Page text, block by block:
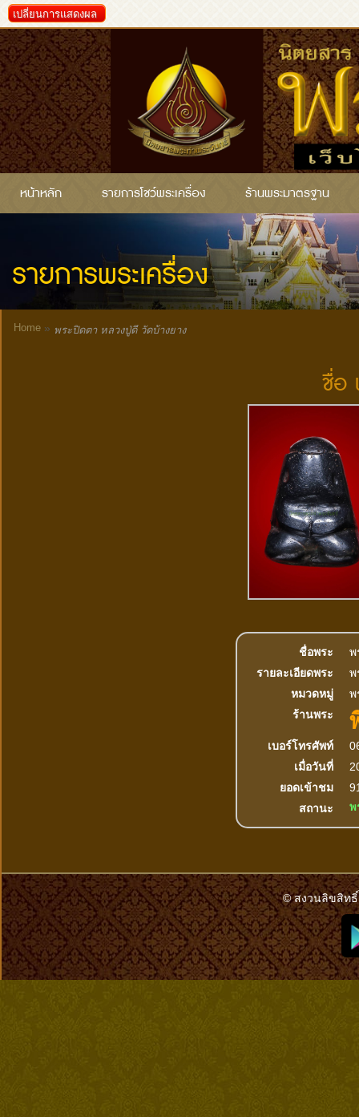
เปลี่ยนการแสดงผล
หน้าหลัก รายการโชว์พระเครื่อง ร้านพระมาตรฐาน
รายการพระเครื่อง
Home » พระปิดตา หลวงปู่ดี วัดบ้างยาง
ชื่อ
ชื่อพระ
พ
รายละเอียดพระ
พ
หมวดหมู่
พ
ร้านพระ
เบอร์โทรศัพท์
เมื่อวันที่
ยอดเข้าชม
สถานะ
พ
© สงวนลิขสิทธิ์